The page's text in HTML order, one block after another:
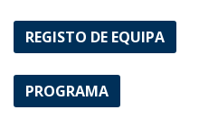
REGISTO DE EQUIPA
PROGRAMA